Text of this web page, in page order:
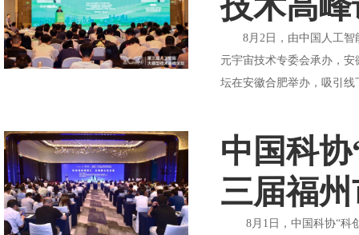
8月2日，由中国人工智
元宇宙技术专委会承办，
坛在安徽合肥举办，吸引
中国科
三届福
8月1日，中国科协“科创